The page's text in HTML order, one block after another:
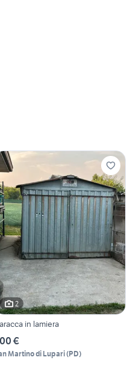
2
in lamiera
€
Martino di Lupari(PD)